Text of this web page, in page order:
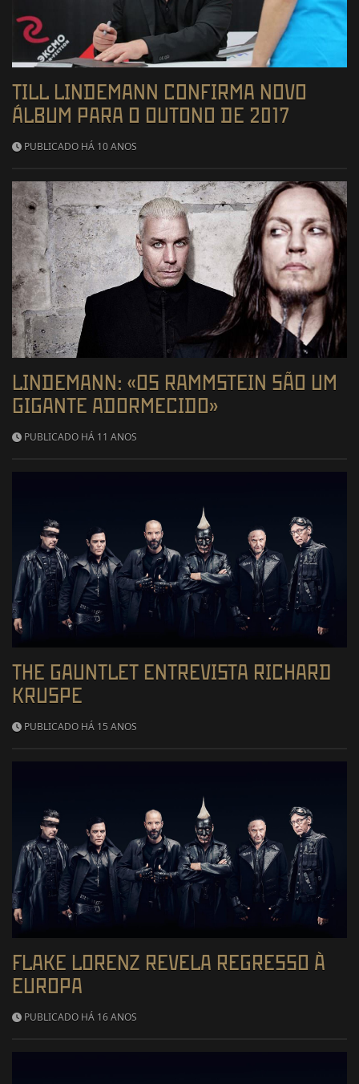
TILL LINDEMANN CONFIRMA NOVO
ÁLBUM PARA O OUTONO DE 2017
PUBLICADO HÁ 10 ANOS
LINDEMANN: «OS RAMMSTEIN SÃO UM
GIGANTE ADORMECIDO»
PUBLICADO HÁ 11 ANOS
THE GAUNTLET ENTREVISTA RICHARD
KRUSPE
PUBLICADO HÁ 15 ANOS
FLAKE LORENZ REVELA REGRESSO À
EUROPA
PUBLICADO HÁ 16 ANOS